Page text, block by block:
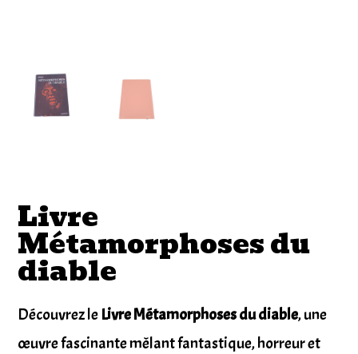
Livre
Métamorphoses du
diable
Découvrez le Livre Métamorphoses du diable, une
œuvre fascinante mêlant fantastique, horreur et